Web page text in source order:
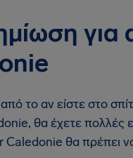
το αν είστε στο
θα έχετε πολλές
Caledonie θα πρέπει